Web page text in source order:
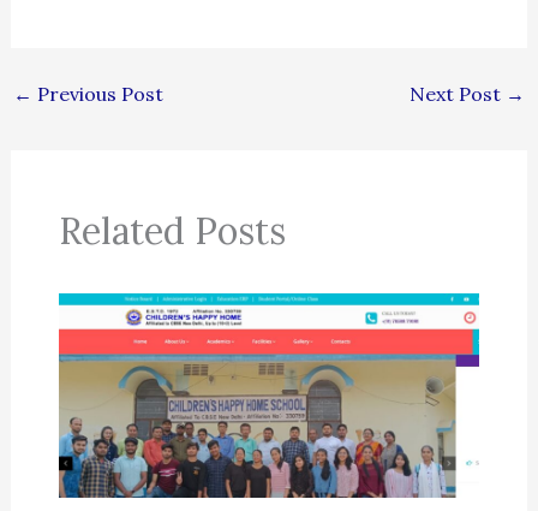
← Previous Post Next Post →
Related Posts